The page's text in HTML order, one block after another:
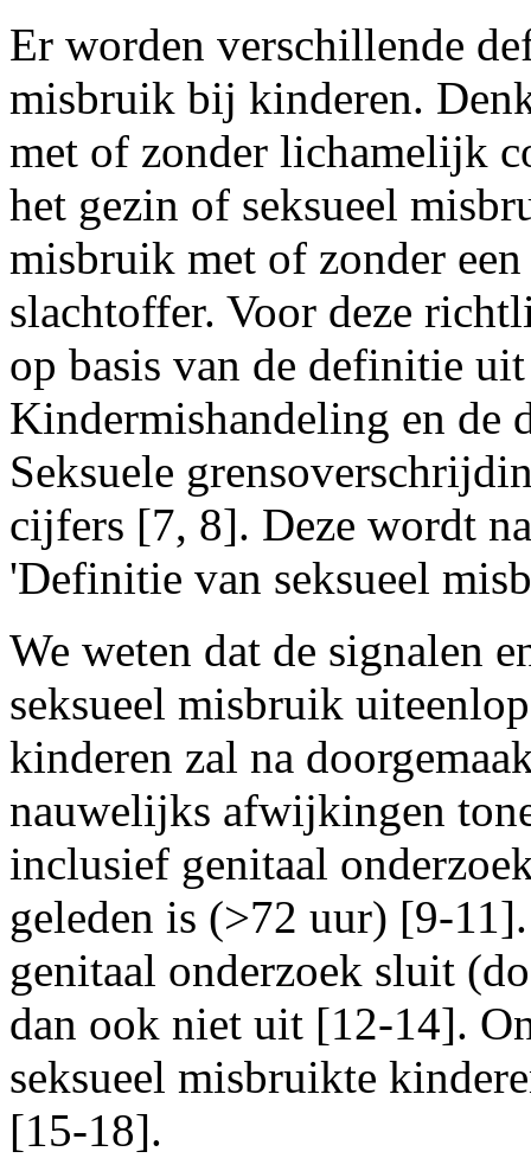
Er worden verschillende
misbruik bij kinderen.
met of zonder lichamelijk
het gezin of seksueel
misbruik met of zonder
slachtoffer. Voor deze
op basis van de definitie
Kindermishandeling en de
Seksuele
cijfers [7, 8]. Deze wordt
'Definitie van seksueel
We weten dat de signalen
seksueel misbruik
kinderen zal na
nauwelijks afwijkingen
inclusief genitaal
geleden is (>72 uur) [9-
genitaal onderzoek sluit
dan ook niet uit [12-14].
seksueel misbruikte
[15-18].